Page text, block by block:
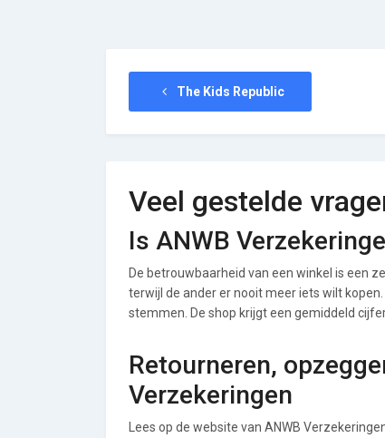
The Kids Republic
Veel gestelde
Is ANWB
De betrouwbaarheid van een winkel is een
terwijl de ander er nooit meer iets wilt
stemmen. De shop krijgt een gemiddeld
Retourneren,
Verzekeringen
Lees op de website van ANWB